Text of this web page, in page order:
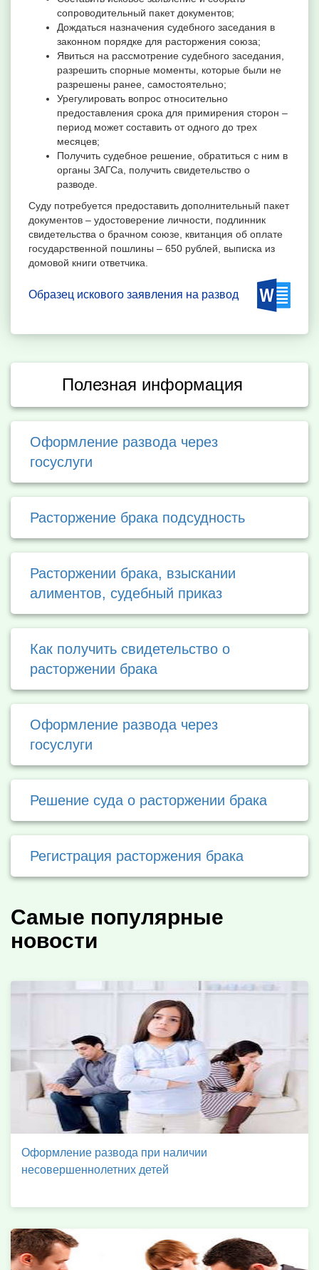
сопроводительный пакет документов;
Дождаться назначения судебного заседания в
законном порядке для расторжения союза;
Явиться на рассмотрение судебного заседания,
разрешить спорные моменты, которые были не
разрешены ранее, самостоятельно;
Урегулировать вопрос относительно
предоставления срока для примирения сторон –
период может составить от одного до трех
месяцев;
Получить судебное решение, обратиться с ним в
органы ЗАГСа, получить свидетельство о
разводе.
Суду потребуется предоставить дополнительный пакет
документов – удостоверение личности, подлинник
свидетельства о брачном союзе, квитанция об оплате
государственной пошлины – 650 рублей, выписка из
домовой книги ответчика.
Образец искового заявления на развод
Полезная информация
Оформление развода через
госуслуги
Расторжение брака подсудность
Расторжении брака, взыскании
алиментов, судебный приказ
Как получить свидетельство о
расторжении брака
Оформление развода через
госуслуги
Решение суда о расторжении брака
Регистрация расторжения брака
Самые популярные
новости
Оформление развода при наличии
несовершеннолетних детей